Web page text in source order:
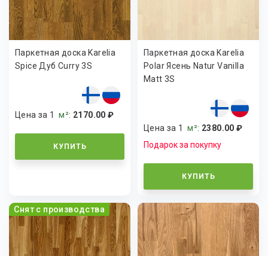
Паркетная доска Karelia
Spice Дуб Curry 3S
Цена за 1м²: 2170.00 ₽
КУПИТЬ
Паркетная доска Karelia
Polar Ясень Natur Vanilla
Matt 3S
Цена за 1м²: 2380.00 ₽
Подарок за покупку
КУПИТЬ
Снят с производства